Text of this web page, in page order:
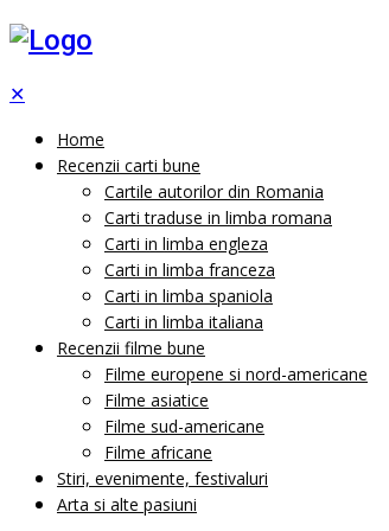
✕
Home
Recenzii carti bune
Cartile autorilor din Romania
Carti traduse in limba romana
Carti in limba engleza
Carti in limba franceza
Carti in limba spaniola
Carti in limba italiana
Recenzii filme bune
Filme europene si nord-americane
Filme asiatice
Filme sud-americane
Filme africane
Stiri, evenimente, festivaluri
Arta si alte pasiuni